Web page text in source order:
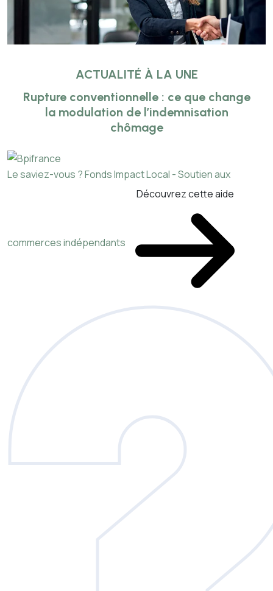
ACTUALITÉ À LA UNE
Rupture conventionnelle : ce que change
la modulation de l’indemnisation
chômage
Le saviez-vous ?Fonds Impact Local - Soutien aux
commerces indépendants
Découvrez cette aide